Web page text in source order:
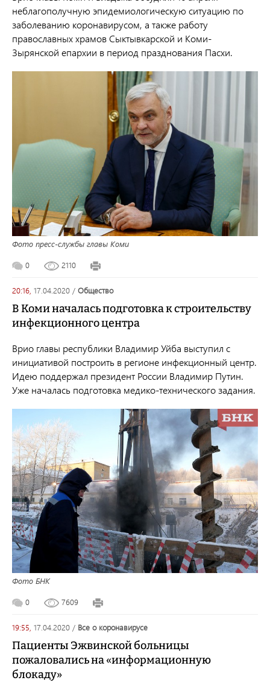
неблагополучную эпидемиологическую ситуацию по
заболеванию коронавирусом, а также работу
православных храмов Сыктывкарской и Коми-
Зырянской епархии в период празднования Пасхи.
Фото пресс-службы главы Коми
0 2110
20:16, 17.04.2020 / общество
В Коми началась подготовка к строительству
инфекционного центра
Врио главы республики Владимир Уйба выступил с
инициативой построить в регионе инфекционный центр.
Идею поддержал президент России Владимир Путин.
Уже началась подготовка медико-технического задания.
Фото БНК
0 7609
19:55, 17.04.2020 / все о коронавирусе
Пациенты Эжвинской больницы
пожаловались на «информационную
блокаду»